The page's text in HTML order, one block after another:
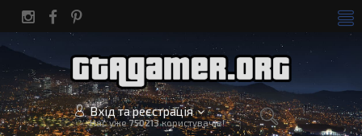
Вхід та реєстрація
Нас уже750213користувачів!